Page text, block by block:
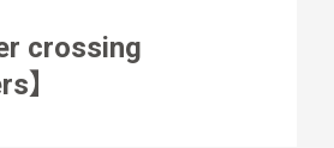
crossing
】